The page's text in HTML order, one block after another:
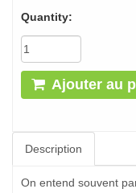
Quantity:
Ajouter au
Description
On entend souvent